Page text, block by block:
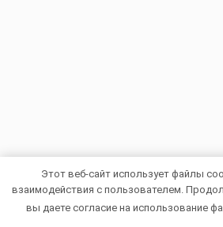
Этот веб-сайт использует файлы
взаимодействия с пользователем.
вы даете согласие на использование